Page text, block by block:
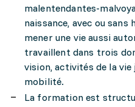
malentendantes-
naissance, avec ou
mener une vie aussi
travaillent dans trois
vision, activités de la
mobilité.
La formation est